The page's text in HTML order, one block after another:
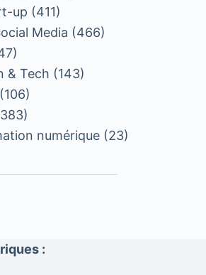
up (411)
Media (466)
& Tech (143)
(106)
numérique(23)
: